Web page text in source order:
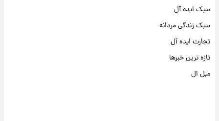
سبک ایده آل
سبک زندگی مردانه
تجارت ایده آل
تازه ترین خبرها
مبل ال